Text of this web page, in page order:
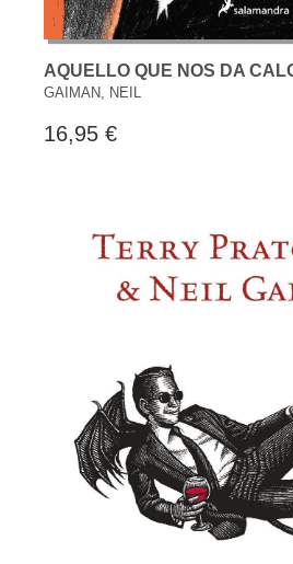
AQUELLO QUE NOS DA
GAIMAN, NEIL
16,95 €